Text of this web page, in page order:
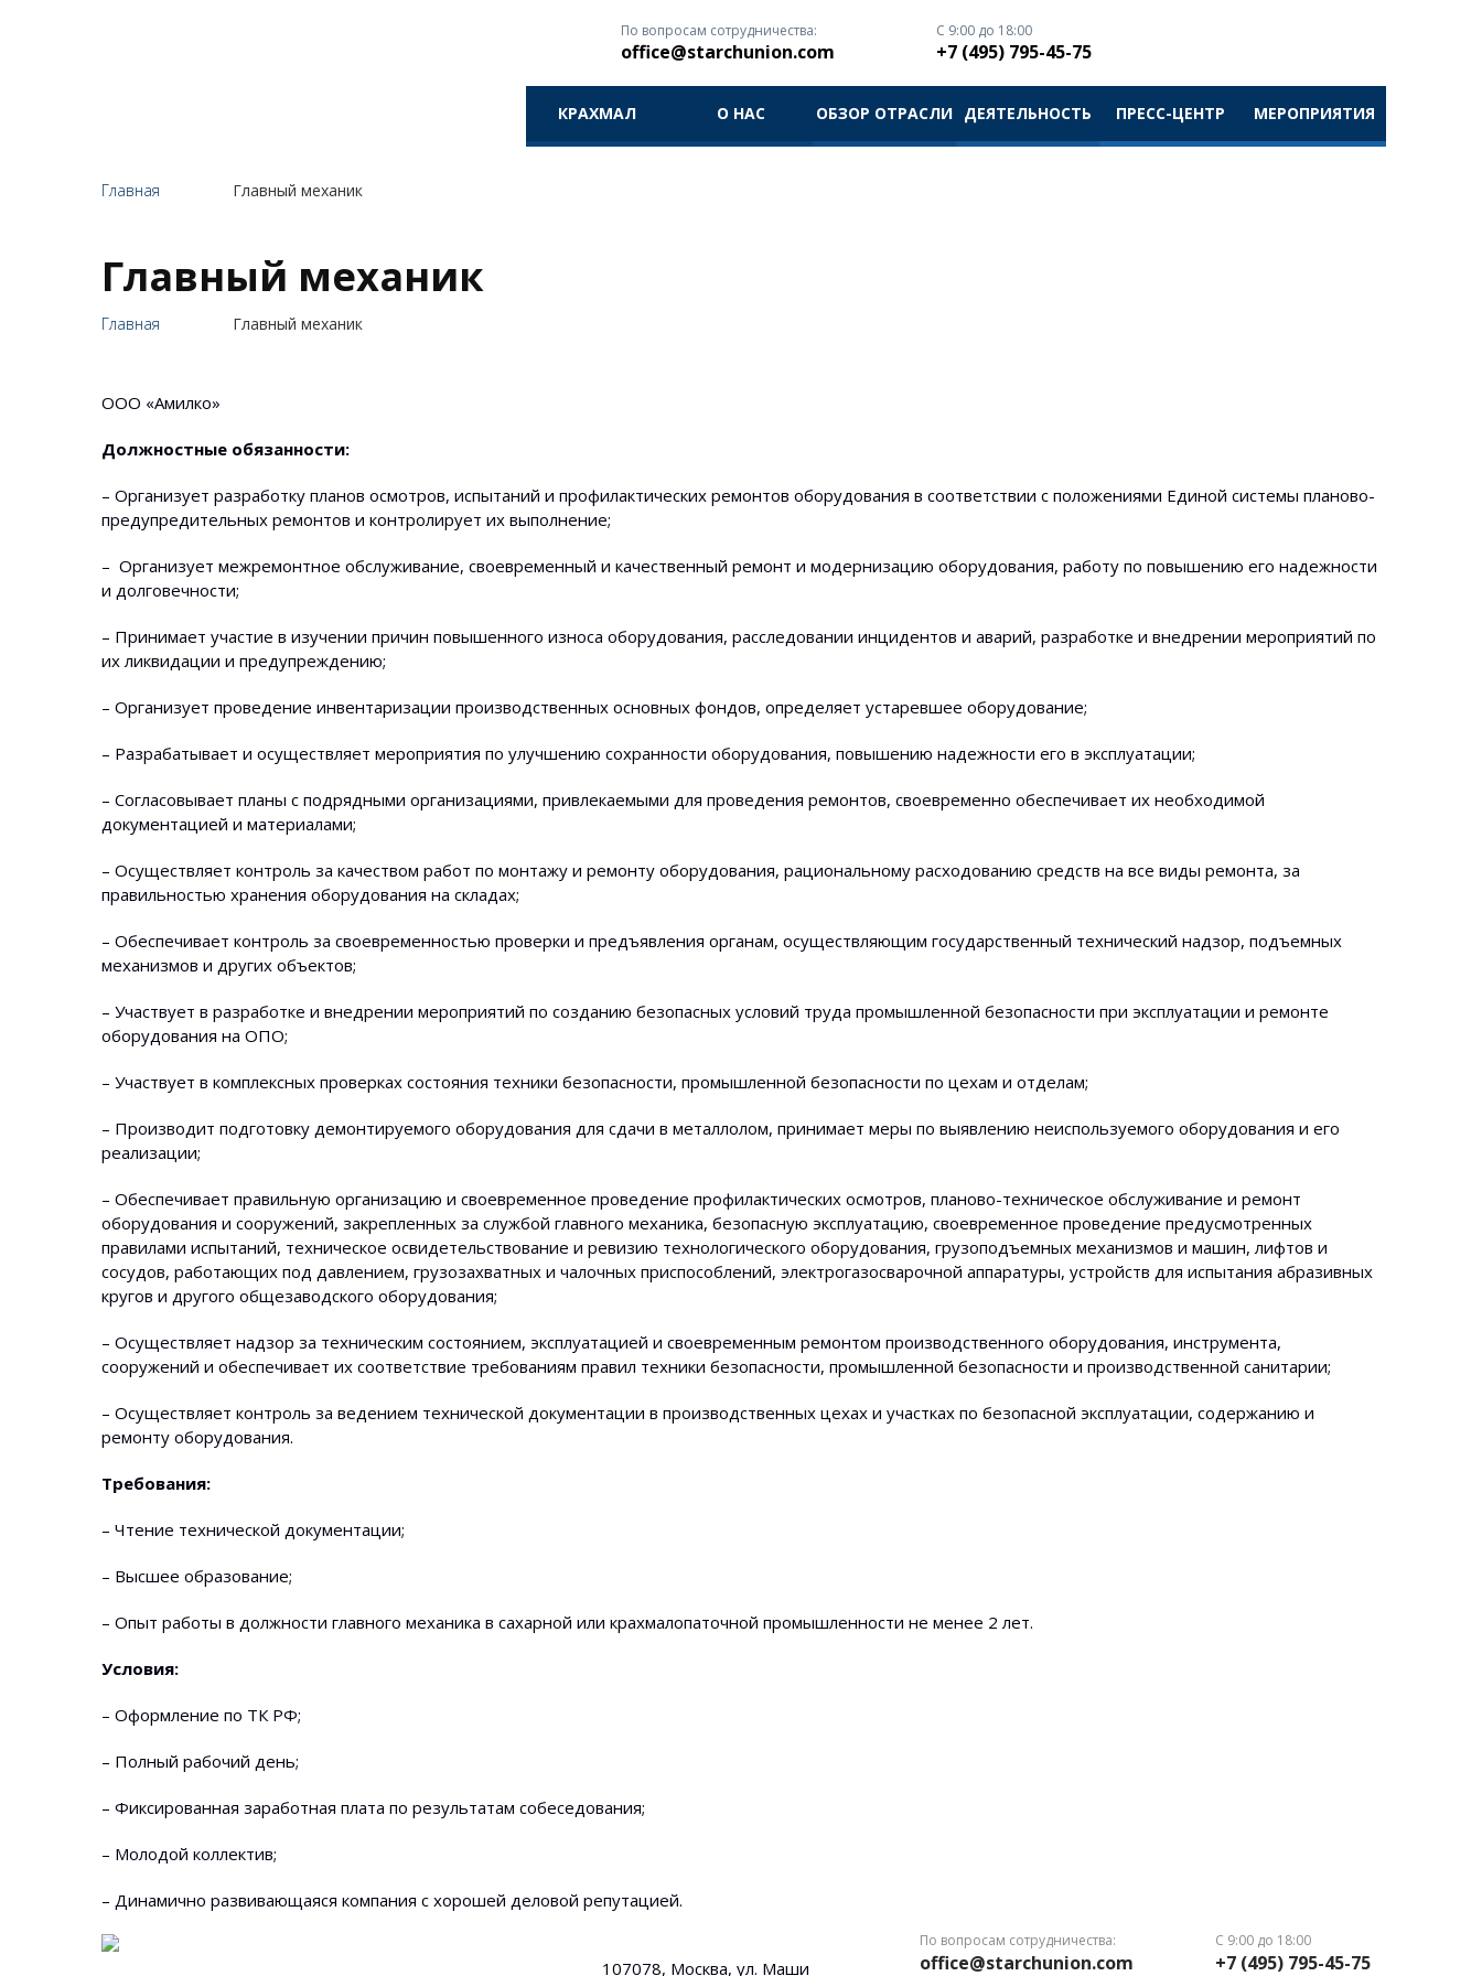
По вопросам сотрудничества:
office@starchunion.com
С 9:00 до 18:00
+7 (495) 795-45-75
КРАХМАЛ О НАС ОБЗОР ОТРАСЛИ ДЕЯТЕЛЬНОСТЬ ПРЕСС-ЦЕНТР МЕРОПРИЯТИЯ
Главная Главный механик
Главный механик
Главная Главный механик
ООО «Амилко»
Должностные обязанности:
– Организует разработку планов осмотров, испытаний и профилактических ремонтов оборудования в соответствии с положениями Единой системы планово-
предупредительных ремонтов и контролирует их выполнение;
– Организует межремонтное обслуживание, своевременный и качественный ремонт и модернизацию оборудования, работу по повышению его надежности
и долговечности;
– Принимает участие в изучении причин повышенного износа оборудования, расследовании инцидентов и аварий, разработке и внедрении мероприятий по
их ликвидации и предупреждению;
– Организует проведение инвентаризации производственных основных фондов, определяет устаревшее оборудование;
– Разрабатывает и осуществляет мероприятия по улучшению сохранности оборудования, повышению надежности его в эксплуатации;
– Согласовывает планы с подрядными организациями, привлекаемыми для проведения ремонтов, своевременно обеспечивает их необходимой
документацией и материалами;
– Осуществляет контроль за качеством работ по монтажу и ремонту оборудования, рациональному расходованию средств на все виды ремонта, за
правильностью хранения оборудования на складах;
– Обеспечивает контроль за своевременностью проверки и предъявления органам, осуществляющим государственный технический надзор, подъемных
механизмов и других объектов;
– Участвует в разработке и внедрении мероприятий по созданию безопасных условий труда промышленной безопасности при эксплуатации и ремонте
оборудования на ОПО;
– Участвует в комплексных проверках состояния техники безопасности, промышленной безопасности по цехам и отделам;
– Производит подготовку демонтируемого оборудования для сдачи в металлолом, принимает меры по выявлению неиспользуемого оборудования и его
реализации;
– Обеспечивает правильную организацию и своевременное проведение профилактических осмотров, планово-техническое обслуживание и ремонт
оборудования и сооружений, закрепленных за службой главного механика, безопасную эксплуатацию, своевременное проведение предусмотренных
правилами испытаний, техническое освидетельствование и ревизию технологического оборудования, грузоподъемных механизмов и машин, лифтов и
сосудов, работающих под давлением, грузозахватных и чалочных приспособлений, электрогазосварочной аппаратуры, устройств для испытания абразивных
кругов и другого общезаводского оборудования;
– Осуществляет надзор за техническим состоянием, эксплуатацией и своевременным ремонтом производственного оборудования, инструмента,
сооружений и обеспечивает их соответствие требованиям правил техники безопасности, промышленной безопасности и производственной санитарии;
– Осуществляет контроль за ведением технической документации в производственных цехах и участках по безопасной эксплуатации, содержанию и
ремонту оборудования.
Требования:
– Чтение технической документации;
– Высшее образование;
– Опыт работы в должности главного механика в сахарной или крахмалопаточной промышленности не менее 2 лет.
Условия:
– Оформление по ТК РФ;
– Полный рабочий день;
– Фиксированная заработная плата по результатам собеседования;
– Молодой коллектив;
– Динамично развивающаяся компания с хорошей деловой репутацией.
107078, Москва, ул. Маши
По вопросам сотрудничества:
office@starchunion.com
С 9:00 до 18:00
+7 (495) 795-45-75